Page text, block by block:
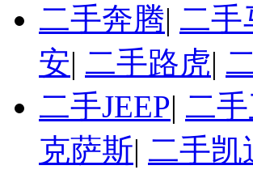
二手奔腾| 二手
安| 二手路虎|
二手JEEP| 二
克萨斯| 二手凯